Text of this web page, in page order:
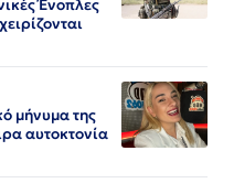
Ένοπλες
μήνυμα της
αυτοκτονία